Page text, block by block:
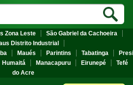
Zona Leste
São Gabriel da Cachoeira
Distrito Industrial
Maués Parintins Tabatinga
Humaitá Manacapuru Eirunepé
Tefé
do Acre